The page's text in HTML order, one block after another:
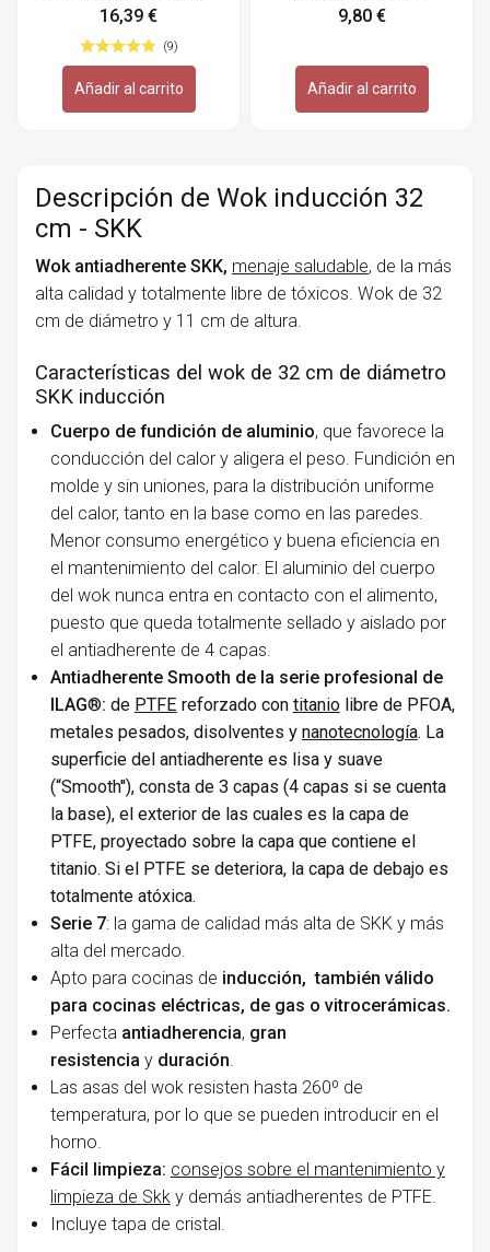
Lurch
16,39 €
(9)
Añadir al carrito
Lekue
9,80 €
Añadir al carrito
Descripción de Wok inducción 32
cm - SKK
Wok antiadherente SKK, menaje saludable, de la más
alta calidad y totalmente libre de tóxicos. Wok de 32
cm de diámetro y 11 cm de altura.
Características del wok de 32 cm de diámetro
SKK inducción
Cuerpo de fundición de aluminio, que favorece la
conducción del calor y aligera el peso. Fundición en
molde y sin uniones, para la distribución uniforme
del calor, tanto en la base como en las paredes.
Menor consumo energético y buena eficiencia en
el mantenimiento del calor. El aluminio del cuerpo
del wok nunca entra en contacto con el alimento,
puesto que queda totalmente sellado y aislado por
el antiadherente de 4 capas.
Antiadherente Smooth de la serie profesional de
ILAG®: de PTFE reforzado con titaniolibre de PFOA,
metales pesados, disolventes y nanotecnología. La
superficie del antiadherente es lisa y suave
(“Smooth''), consta de 3 capas (4 capas si se cuenta
la base), el exterior de las cuales es la capa de
PTFE, proyectado sobre la capa que contiene el
titanio. Si el PTFE se deteriora, la capa de debajo es
totalmente atóxica.
Serie 7: la gama de calidad más alta de SKK y más
alta del mercado.
Apto para cocinas de inducción, también válido
para cocinas eléctricas, de gas o vitrocerámicas.
Perfecta antiadherencia, gran
resistencia y duración
Las asas del wok resisten hasta 260º de
temperatura, por lo que se pueden introducir en el
horno.
Fácil limpieza: consejos sobre el mantenimiento y
limpieza de Skk y demás antiadherentes de PTFE.
Incluye tapa de cristal.